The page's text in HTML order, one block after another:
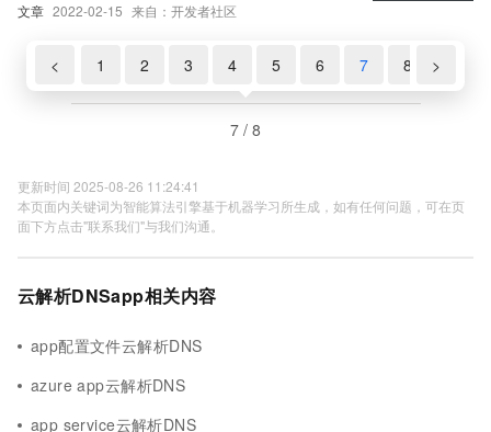
文章 2022-02-15 来自：开发者社区
< 1 2 3 4 5 6 7 8 >
7 / 8
更新时间 2025-08-26 11:24:41
本页面内关键词为智能算法引擎基于机器学习所生成，如有任何问题，可在页
面下方点击"联系我们"与我们沟通。
云解析DNSapp相关内容
app配置文件云解析DNS
azure app云解析DNS
app service云解析DNS